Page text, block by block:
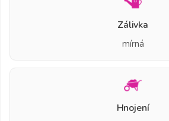
Zálivka
mírná
Hnojení